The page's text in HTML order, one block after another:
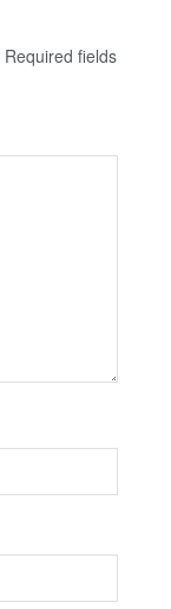
Required fields